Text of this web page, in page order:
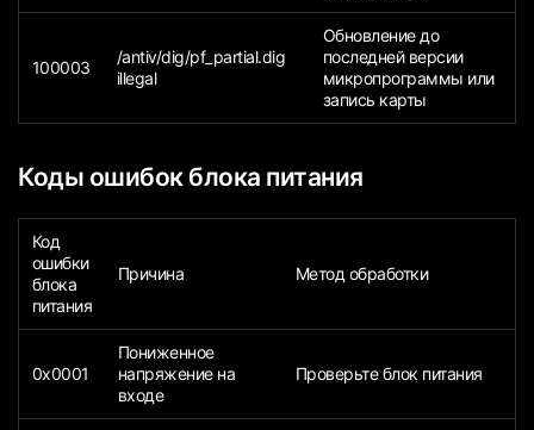
100003
/antiv/dig/pf_partial.dig
illegal
Обновление до
последней версии
микропрограммы или
запись карты
Коды ошибок блока питания
Код
ошибки
блока
питания
Причина Метод обработки
0x0001
Пониженное
напряжение на
входе
Проверьте блок питания